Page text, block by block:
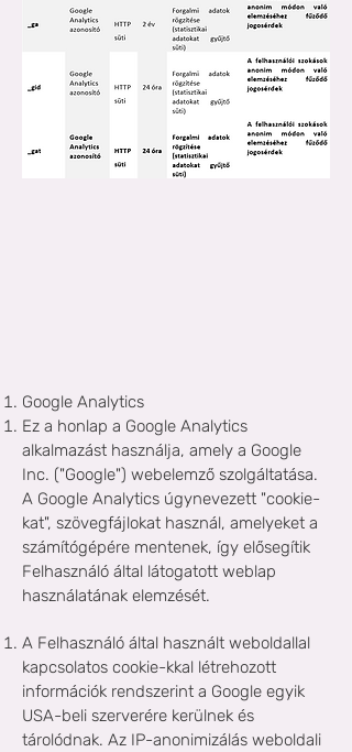
Google Analytics
Ez a honlap a Google Analytics
alkalmazást használja, amely a Google
Inc. ("Google") webelemző szolgáltatása.
A Google Analytics úgynevezett "cookie-
kat", szövegfájlokat használ, amelyeket a
számítógépére mentenek, így elősegítik
Felhasználó által látogatott weblap
használatának elemzését.
A Felhasználó által használt weboldallal
kapcsolatos cookie-kkal létrehozott
információk rendszerint a Google egyik
USA-beli szerverére kerülnek és
tárolódnak. Az IP-anonimizálás weboldali